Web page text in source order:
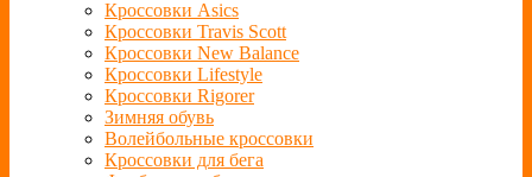
Кроссовки Asics
Кроссовки Travis Scott
Кроссовки New Balance
Кроссовки Lifestyle
Кроссовки Rigorer
Зимняя обувь
Волейбольные кроссовки
Кроссовки для бега